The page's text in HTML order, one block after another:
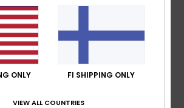
reviews
customers recommend this product
ONLY FI SHIPPING ONLY
VIEW ALL COUNTRIES